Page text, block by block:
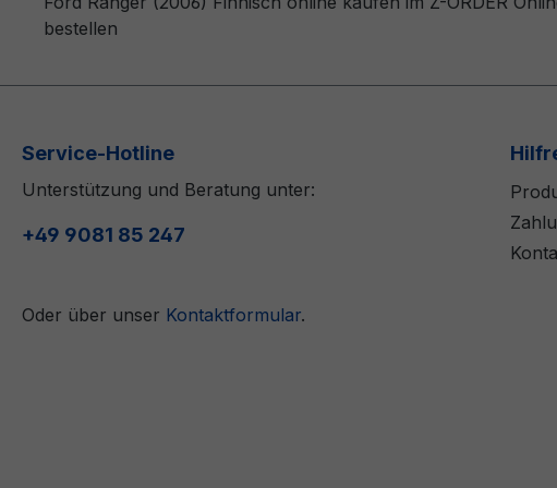
bestellen
Service-Hotline
Unterstützung und Beratung unter:
+49 9081 85 247
Oder über unser Kontaktformular.